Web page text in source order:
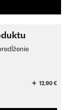
12,90 €